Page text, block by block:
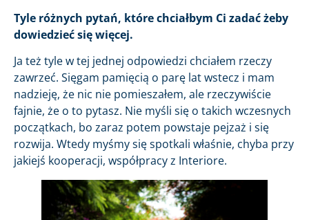
Tyle różnych pytań, które chciałbym Ci zadać żeby
dowiedzieć się więcej.
Ja też tyle w tej jednej odpowiedzi chciałem rzeczy
zawrzeć. Sięgam pamięcią o parę lat wstecz i mam
nadzieję, że nic nie pomieszałem, ale rzeczywiście
fajnie, że o to pytasz. Nie myśli się o takich wczesnych
początkach, bo zaraz potem powstaje pejzaż i się
rozwija. Wtedy myśmy się spotkali właśnie, chyba przy
jakiejś kooperacji, współpracy z Interiore.